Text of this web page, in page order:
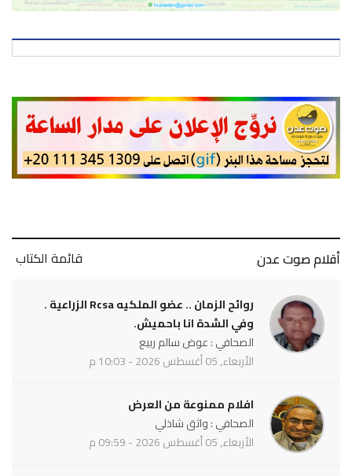
أقلام صوت عدن قائمة الكتاب
روائح الزمان .. عضو الملكيه Rcsa الزراعية .
وفي الشدة انا باحميش.
الصحافي : عوض سالم ربيع
الأربعاء, 05 أغسطس 2026 - 10:03 م
افلام ممنوعة من العرض
الصحافي : واثق شاذلي
الأربعاء, 05 أغسطس 2026 - 09:59 م